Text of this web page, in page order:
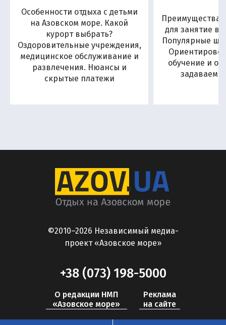
Особенности отдыха с детьми
на Азовском море. Какой
курорт выбрать?
Оздоровительные учреждения,
медицинское обслуживание и
развлечения. Нюансы и
скрытые платежи
Преимущества
для занятие
Популярные
обучение и
©2010–2026 Независимый медиа-
проект «Азовское море»
+38 (073) 198-5000
О редакции НМП
«Азовское море»
Реклама
на сайте